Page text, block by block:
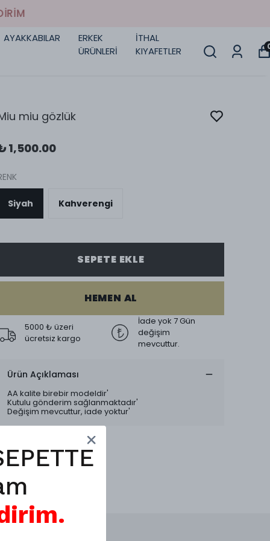
AYAKKABILAR
ERKEK
ÜRÜNLERİ
İTHAL
KIYAFETLER
miu gözlük
1,500.00
Siyah Kahverengi
SEPETE EKLE
HEMEN AL
5000 ₺ üzeri
ücretsiz kargo
İade yok 7 Gün
değişim
mevcuttur.
Ürün Açıklaması
AA kalite birebir modeldir'
Kutulu gönderim sağlanmaktadır'
Değişim mevcuttur, iade yoktur'